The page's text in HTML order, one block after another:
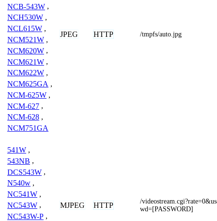
NCB-543W ,
NCH530W ,
NCL615W ,
NCM521W ,
NCM620W ,
NCM621W ,
NCM622W ,
NCM625GA ,
NCM-625W ,
NCM-627 ,
NCM-628 ,
NCM751GA
JPEG HTTP /tmpfs/auto.jpg
541W ,
543NB ,
DCS543W ,
N540w ,
NC541W ,
NC543W ,
NC543W-P ,
MJPEG HTTP
/
wd=[PASSWORD]